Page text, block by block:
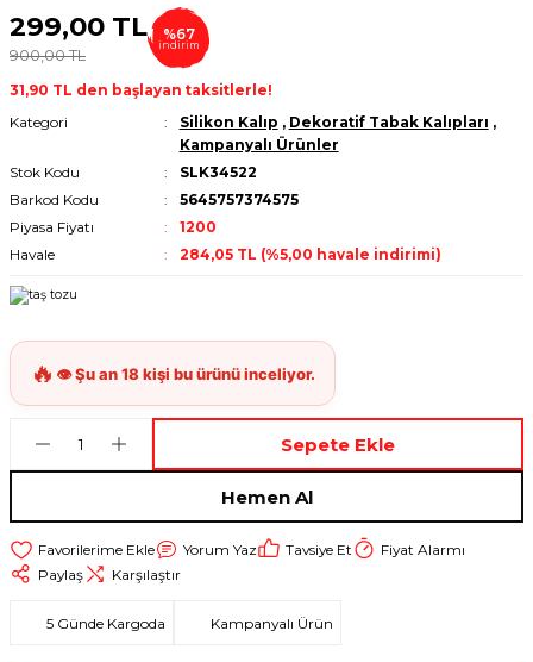
299,00 TL
900,00 TL
%67
indirim
31,90 TL den başlayan taksitlerle!
Kategori
Silikon Kalıp , Dekoratif Tabak Kalıpları ,
Kampanyalı Ürünler
Stok Kodu
SLK34522
Barkod Kodu
5645757374575
Piyasa Fiyatı
1200
Havale
284,05 TL (%5,00 havale indirimi)
Sepete Ekle
Hemen Al
Yorum Yaz Tavsiye Et
Fiyat Alarmı
Paylaş
Karşılaştır
5 Günde Kargoda Kampanyalı Ürün